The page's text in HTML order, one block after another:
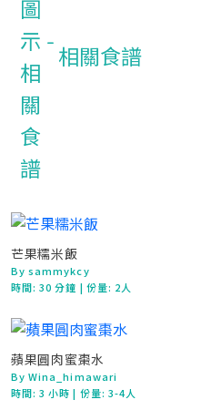
相關食譜
芒果糯米飯
By sammykcy
時間:30 分鐘 | 份量: 2人
蘋果圓肉蜜棗水
By Wina_himawari
時間:3 小時| 份量: 3-4人